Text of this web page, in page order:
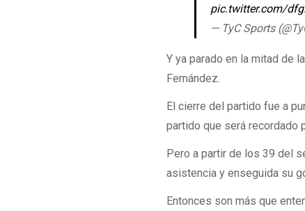
pic.twitter.com/
— TyC Sports
Y ya parado en la mitad de
Fernández.
El cierre del partido fue a
partido que será recordado
Pero a partir de los 39 del
asistencia y enseguida su
Entonces son más que